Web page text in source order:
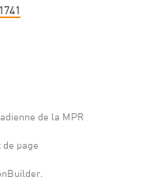
de la MPR
page
.